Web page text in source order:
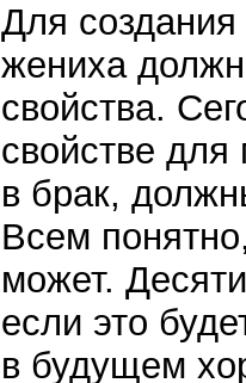
Для
жениха
свойства.
свойстве
в брак,
Всем
может.
если это
в будущем